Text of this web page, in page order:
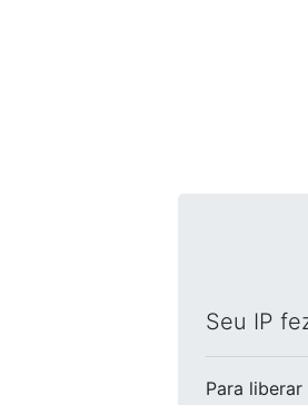
Seu IP
Para